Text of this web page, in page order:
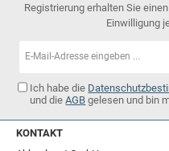
Registrierung erhalten Sie
Einwilligung
Ich habe die
und dieAGB gelesen und bin
KONTAKT